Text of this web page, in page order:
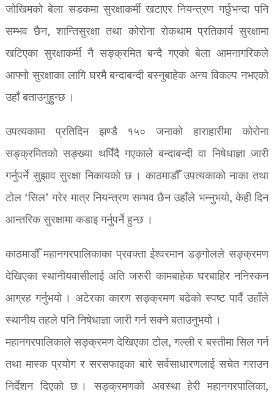
जोखिमको बेला सडकमा सुरक्षाकर्मी खटाएर नियन्त्रण गर्छुभन्दा पनि
सम्भव छैन, शान्तिसुरक्षा तथा कोरोना रोकथाम प्रतिकार्य सुरक्षामा
खटिएका सुरक्षाकर्मी नै सङ्क्रमित बन्दै गएको बेला आमनागरिकले
आफ्नो सुरक्षाका लागि घरमै बन्दाबन्दी बस्नुबाहेक अन्य विकल्प नभएको
उहाँ बताउनुहुन्छ ।
उपत्यकामा प्रतिदिन झण्डै १५० जनाको हाराहारीमा कोरोना
सङ्क्रमितको सङ्ख्या थपिँदै गएकाले बन्दाबन्दी वा निषेधाज्ञा जारी
गर्नुपर्ने सुझाव सुरक्षा निकायको छ । काठमाडौँ उपत्यकाको नाका तथा
टोल ‘सिल’ गरेर मात्र नियन्त्रण सम्भव छैन उहाँले भन्नुभयो, केही दिन
आन्तरिक सुरक्षामा कडाइ गर्नुपर्ने हुन्छ ।
काठमाडौँ महानगरपालिकाका प्रवक्ता ईश्वरमान डङ्गोलले सङ्क्रमण
देखिएका स्थानीयवासीलाई अति जरुरी कामबाहेक घरबाहिर ननिस्कन
आग्रह गर्नुभयो । अटेरका कारण सङ्क्रमण बढेको स्पष्ट पार्दै उहाँले
स्थानीय तहले पनि निषेधाज्ञा जारी गर्न सक्ने बताउनुभयो ।
महानगरपालिकाले सङ्क्रमण देखिएका टोल, गल्ली र बस्तीमा सिल गर्न
तथा मास्क प्रयोग र सरसफाइका बारे सर्वसाधारणलाई सचेत गराउन
निर्देशन दिएको छ । सङ्क्रमणको अवस्था हेरी महानगरपालिका,